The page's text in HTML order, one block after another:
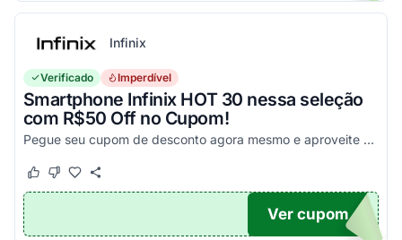
Infinix
Verificado Imperdível
Smartphone Infinix HOT 30 nessa seleção
com R$50 Off no Cupom!
Pegue seu cupom de desconto agora mesmo e aproveite esta incrível oportunidade para economizar nas suas compras com este código!
Este cupom funcionou
Este cupom não funcionou
X50
Ver cupom